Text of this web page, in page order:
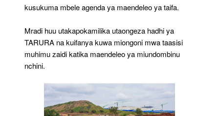
kusukuma mbele agenda ya maendeleo ya taifa.
Mradi huu utakapokamilika utaongeza hadhi ya
TARURA na kuifanya kuwa miongoni mwa taasisi
muhimu zaidi katika maendeleo ya miundombinu
nchini.